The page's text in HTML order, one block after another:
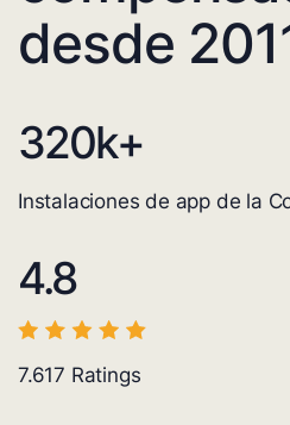
desde
320k+
Instalaciones de app de la
4.8
7.617 Ratings